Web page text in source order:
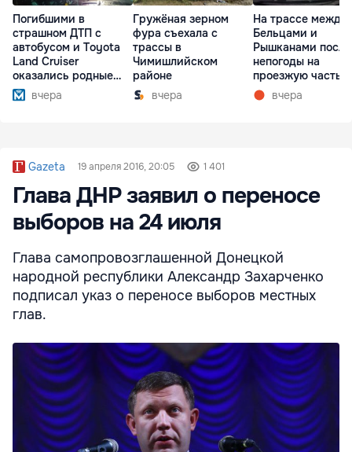
Погибшими в
страшном ДТП с
автобусом и Toyota
Land Cruiser
оказались родные
братьявчера
Гружёная зерном
фура съехала с
трассы в
Чимишлийском
районе
вчера
На трассе между
Бельцами и
Рышканами после
непогоды на
проезжую часть
упали деревья
вчера
Gazeta 19 апреля 2016, 20:05 1 401
Глава ДНР заявил о переносе
выборов на 24 июля
Глава самопровозглашенной Донецкой
народной республики Александр Захарченко
подписал указ о переносе выборов местных
глав.